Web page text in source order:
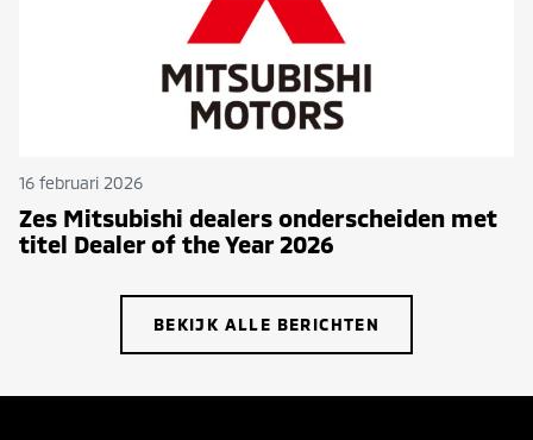
16 februari 2026
Zes Mitsubishi dealers onderscheiden met
titel Dealer of the Year 2026
BEKIJK ALLE BERICHTEN